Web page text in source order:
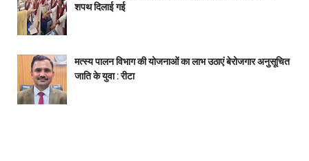
शपथ दिलाई गई
मत्स्य पालन विभाग की योजनाओं का लाभ उठाएं बेरोजगार अनुसूचित
जाति के युवा : रीटा